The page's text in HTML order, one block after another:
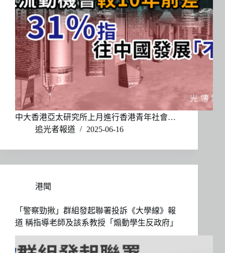
中大香港亞太研究所上月進行香港青年社會…
追光者報道
2025-06-16
港聞
「警察勁揪」群組發起聯署投訴《大學線》報
道 稱指導老師及該系教授「煽動學生反政府」